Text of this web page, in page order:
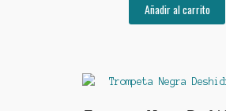
Añadir al carrito